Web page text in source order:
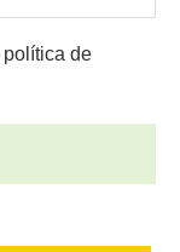
política de